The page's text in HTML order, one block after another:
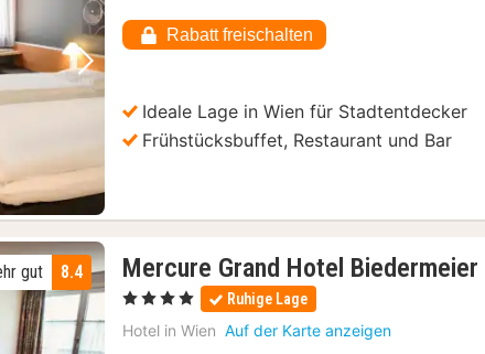
Nächstes Bild
€
Rabatt freischalten
Ideale Lage in Wien für Stadtentdecker
Frühstücksbuffet, Restaurant und Bar
8.4
gut Mercure Grand Hotel Biedermeier
, 4 Sterne Ruhige Lage
Hotel in Wien Auf der Karte anzeigen